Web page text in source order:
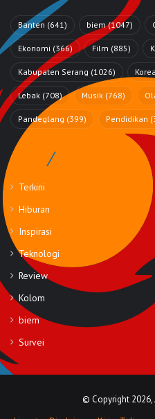
Banten (641) biem(1047)
Ekonomi (366) Film (885)
Kabupaten Serang (1026) Korea
Lebak (708) Musik (768)
Pandeglang (399) Pendidikan
Rubrik
Terkini
Hiburan
Inspirasi
Teknologi
Review
Kolom
biem
Survei
© Copyright 2026,